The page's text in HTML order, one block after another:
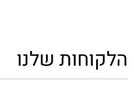
הלקוחות שלנו